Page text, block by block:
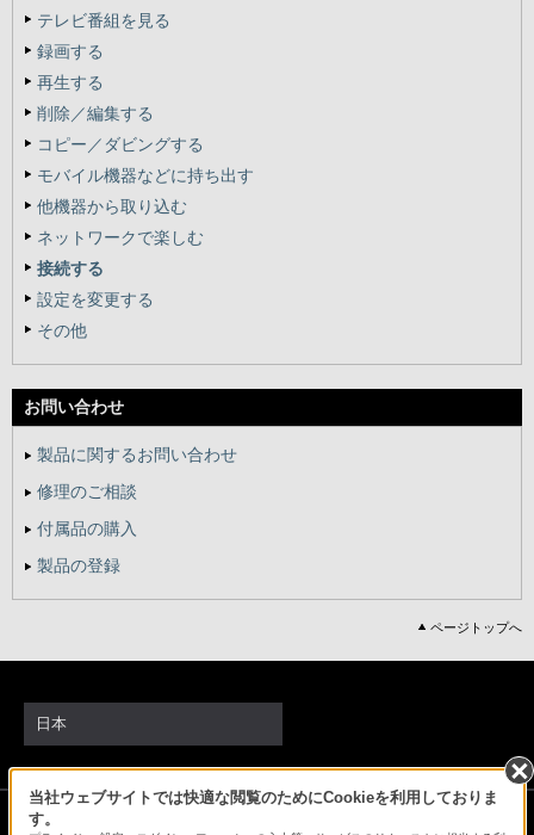
テレビ番組を見る
録画する
再生する
削除／編集する
コピー／ダビングする
モバイル機器などに持ち出す
他機器から取り込む
ネットワークで楽しむ
接続する
設定を変更する
その他
お問い合わせ
製品に関するお問い合わせ
修理のご相談
付属品の購入
製品の登録
ページトップへ
当社ウェブサイトでは快適な閲覧のためにCookieを利用しておりま
す。
日本
ソニーストアでのお買い物にあたって